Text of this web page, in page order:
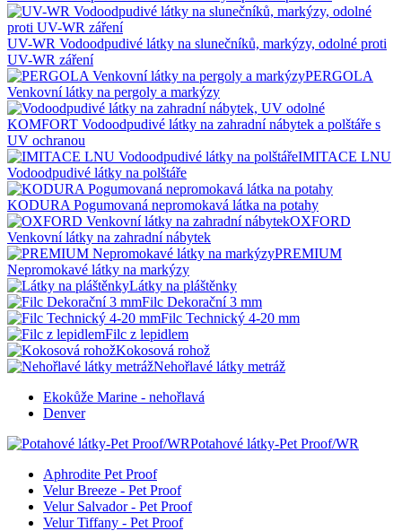
UV-WR Vodoodpudivé látky na slunečníků, markýzy, odolné proti
UV-WR záření
PERGOLA
Venkovní látky na pergoly a markýzy
KOMFORT Vodoodpudivé látky na zahradní nábytek a polštáře s
UV ochranou
IMITACE LNU
Vodoodpudivé látky na polštáře
KODURA Pogumovaná nepromokavá látka na potahy
OXFORD
Venkovní látky na zahradní nábytek
PREMIUM
Nepromokavé látky na markýzy
Látky na pláštěnky
Filc Dekorační 3 mm
Filc Technický 4-20 mm
Filc z lepidlem
Kokosová rohož
Nehořlavé látky metráž
Ekokůže Marine - nehořlavá
Denver
Potahové látky-Pet Proof/WR
Aphrodite Pet Proof
Velur Breeze - Pet Proof
Velur Salvador - Pet Proof
Velur Tiffany - Pet Proof